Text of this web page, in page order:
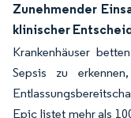
Zunehmender
klinischer
Krankenhäuser
Sepsis zu
Epic listet mehr als